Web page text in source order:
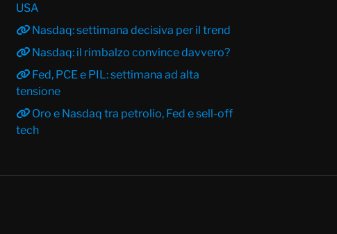
USA
Nasdaq: settimana decisiva per il trend
Nasdaq: il rimbalzo convince davvero?
Fed, PCE e PIL: settimana ad alta
tensione
Oro e Nasdaq tra petrolio, Fed e sell-off
tech